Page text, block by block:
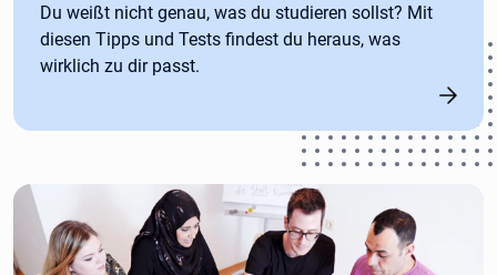
Du weißt nicht genau, was du studieren sollst? Mit
diesen Tipps und Tests findest du heraus, was
wirklich zu dir passt.